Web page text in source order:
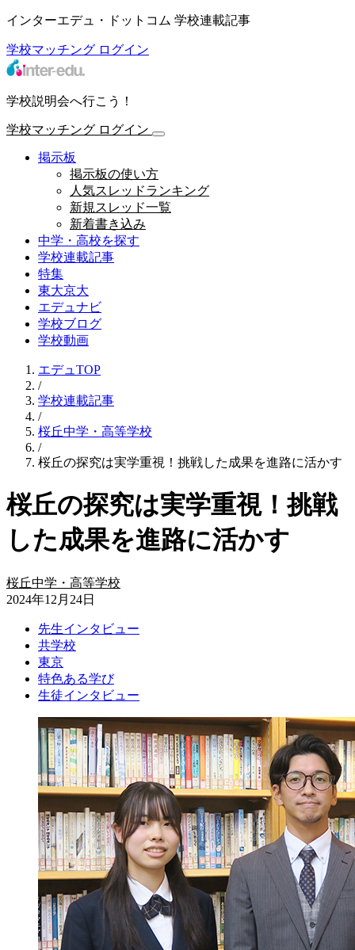
インターエデュ・ドットコム 学校連載記事
学校マッチング ログイン
学校説明会へ行こう！
学校マッチング ログイン
掲示板
掲示板の使い方
人気スレッドランキング
新規スレッド一覧
新着書き込み
中学・高校を探す
学校連載記事
特集
東大京大
エデュナビ
学校ブログ
学校動画
エデュTOP
/
学校連載記事
/
桜丘中学・高等学校
/
桜丘の探究は実学重視！挑戦した成果を進路に活かす
桜丘の探究は実学重視！挑戦
した成果を進路に活かす
桜丘中学・高等学校
2024年12月24日
先生インタビュー
共学校
東京
特色ある学び
生徒インタビュー